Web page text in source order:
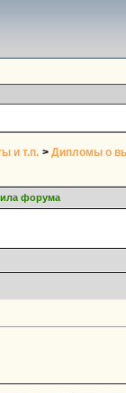
и т.п. > Дипломы о
форума